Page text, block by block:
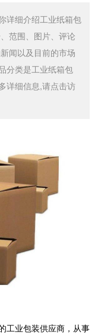
详细介绍工业纸箱包
范围、图片、评论
闻以及目前的市场
分类是工业纸箱包
详细信息,请点击访
工业包装供应商，从事